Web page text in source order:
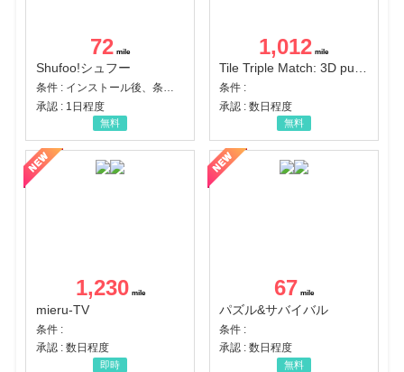
72
Shufoo!シュフー
条件 : インストール後、条件達成
承認 : 1日程度
無料
1,012
Tile Triple Match: 3D puzzle
条件 :
承認 : 数日程度
無料
1,230
mieru-TV
条件 :
承認 : 数日程度
即時
67
パズル&サバイバル
条件 :
承認 : 数日程度
無料